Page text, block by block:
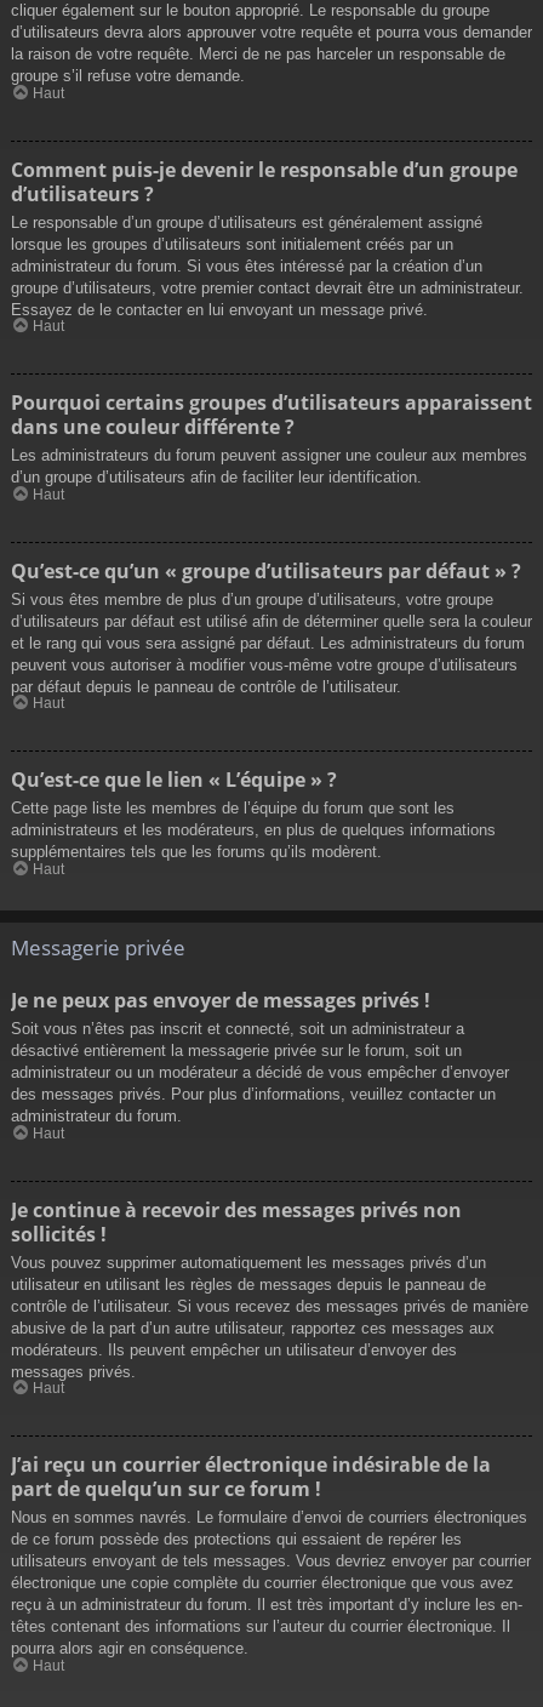
cliquer également sur le bouton approprié. Le responsable du groupe
d’utilisateurs devra alors approuver votre requête et pourra vous demander
la raison de votre requête. Merci de ne pas harceler un responsable de
groupe s’il refuse votre demande.
Haut
Comment puis-je devenir le responsable d’un groupe
d’utilisateurs ?
Le responsable d’un groupe d’utilisateurs est généralement assigné
lorsque les groupes d’utilisateurs sont initialement créés par un
administrateur du forum. Si vous êtes intéressé par la création d’un
groupe d’utilisateurs, votre premier contact devrait être un administrateur.
Essayez de le contacter en lui envoyant un message privé.
Haut
Pourquoi certains groupes d’utilisateurs apparaissent
dans une couleur différente ?
Les administrateurs du forum peuvent assigner une couleur aux membres
d’un groupe d’utilisateurs afin de faciliter leur identification.
Haut
Qu’est-ce qu’un « groupe d’utilisateurs par défaut » ?
Si vous êtes membre de plus d’un groupe d’utilisateurs, votre groupe
d’utilisateurs par défaut est utilisé afin de déterminer quelle sera la couleur
et le rang qui vous sera assigné par défaut. Les administrateurs du forum
peuvent vous autoriser à modifier vous-même votre groupe d’utilisateurs
par défaut depuis le panneau de contrôle de l’utilisateur.
Haut
Qu’est-ce que le lien « L’équipe » ?
Cette page liste les membres de l’équipe du forum que sont les
administrateurs et les modérateurs, en plus de quelques informations
supplémentaires tels que les forums qu’ils modèrent.
Haut
Messagerie privée
Je ne peux pas envoyer de messages privés !
Soit vous n’êtes pas inscrit et connecté, soit un administrateur a
désactivé entièrement la messagerie privée sur le forum, soit un
administrateur ou un modérateur a décidé de vous empêcher d’envoyer
des messages privés. Pour plus d’informations, veuillez contacter un
administrateur du forum.
Haut
Je continue à recevoir des messages privés non
sollicités !
Vous pouvez supprimer automatiquement les messages privés d’un
utilisateur en utilisant les règles de messages depuis le panneau de
contrôle de l’utilisateur. Si vous recevez des messages privés de manière
abusive de la part d’un autre utilisateur, rapportez ces messages aux
modérateurs. Ils peuvent empêcher un utilisateur d’envoyer des
messages privés.
Haut
J’ai reçu un courrier électronique indésirable de la
part de quelqu’un sur ce forum !
Nous en sommes navrés. Le formulaire d’envoi de courriers électroniques
de ce forum possède des protections qui essaient de repérer les
utilisateurs envoyant de tels messages. Vous devriez envoyer par courrier
électronique une copie complète du courrier électronique que vous avez
reçu à un administrateur du forum. Il est très important d’y inclure les en-
têtes contenant des informations sur l’auteur du courrier électronique. Il
pourra alors agir en conséquence.
Haut